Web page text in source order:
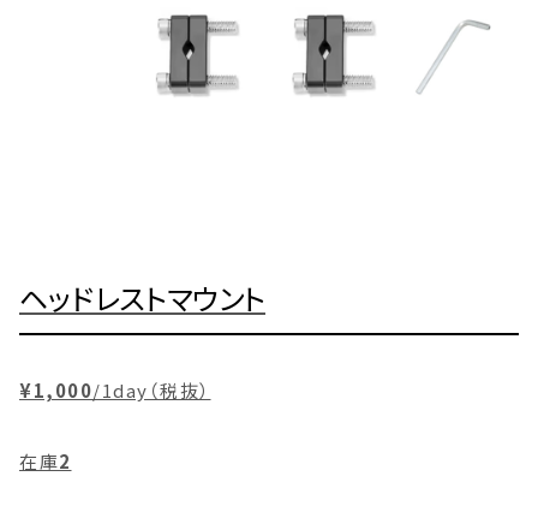
ヘッドレストマウント
¥1,000/1day（税抜）
在庫2